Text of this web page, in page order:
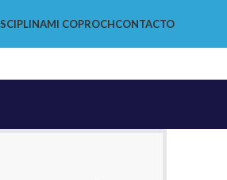
MI COPROCHCONTACTO